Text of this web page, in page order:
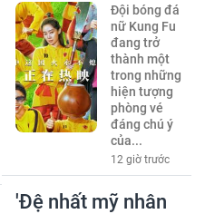
Đội bóng đá
nữ Kung Fu
đang trở
thành một
trong những
hiện tượng
phòng vé
đáng chú ý
của...
12 giờ trước
'Đệ nhất mỹ nhân